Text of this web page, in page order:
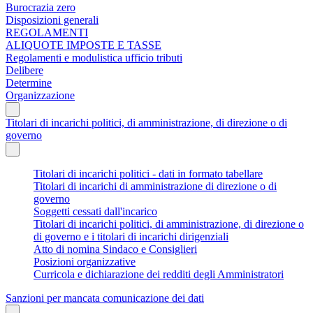
Burocrazia zero
Disposizioni generali
REGOLAMENTI
ALIQUOTE IMPOSTE E TASSE
Regolamenti e modulistica ufficio tributi
Delibere
Determine
Organizzazione
Titolari di incarichi politici, di amministrazione, di direzione o di
governo
Titolari di incarichi politici - dati in formato tabellare
Titolari di incarichi di amministrazione di direzione o di
governo
Soggetti cessati dall'incarico
Titolari di incarichi politici, di amministrazione, di direzione o
di governo e i titolari di incarichi dirigenziali
Atto di nomina Sindaco e Consiglieri
Posizioni organizzative
Curricola e dichiarazione dei redditi degli Amministratori
Sanzioni per mancata comunicazione dei dati